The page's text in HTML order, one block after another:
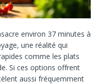
environ 37 minutes à
une réalité qui
comme les plats
Si ces options offrent
aussi fréquemment